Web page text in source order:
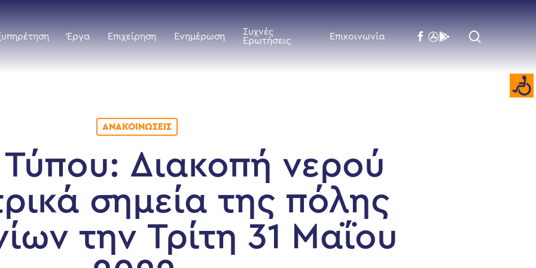
Έργα Επιχείρηση Ενημέρωση
Συχνές
Ερωτήσεις
Επικοινωνία facebook
flickrbehance
ΑΝΑΚΟΙΝΏΣΕΙΣ
Τύπου: Διακοπή νερού
σημεία της πόλης
την Τρίτη 31 Μαΐου